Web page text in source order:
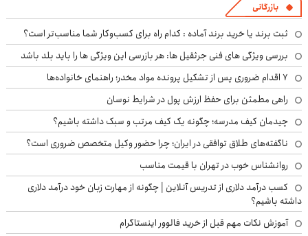
بازرگانی
ثبت برند یا خرید برند آماده : کدام راه برای کسب‌وکار شما مناسب‌تر است؟
بررسی ویژگی های فنی جرثقیل ها: هر بازرسی این ویژگی ها را باید بلد باشد
۷ اقدام ضروری پس از تشکیل پرونده مواد مخدر؛ راهنمای خانواده‌ها
راهی مطمئن برای حفظ ارزش پول در شرایط نوسان
چیدمان کیف مدرسه؛ چگونه یک کیف مرتب و سبک داشته باشیم؟
ناگفته‌های طلاق توافقی در ایران؛ چرا حضور وکیل متخصص ضروری است؟
روانشناس خوب در تهران با قیمت مناسب
کسب درآمد دلاری از تدریس آنلاین | چگونه از مهارت زبان خود درآمد دلاری
داشته باشیم؟
آموزش نکات مهم قبل از خرید فالوور اینستاگرام